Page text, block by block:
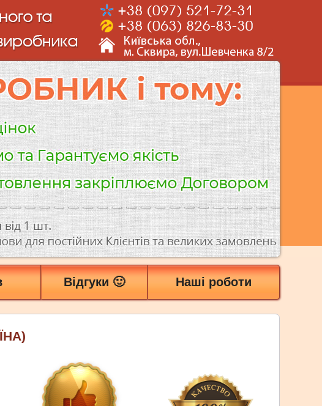
Відгуки 🙂 Наші роботи